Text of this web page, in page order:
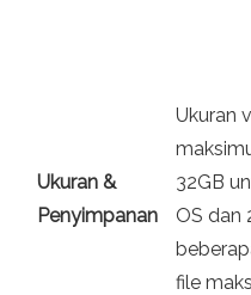
Ukuran &
Penyimpanan
Ukuran
32GB
OS dan
file